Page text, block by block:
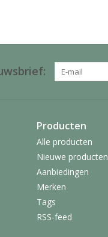
Producten
Alle producten
Nieuwe producten
Aanbiedingen
Merken
Tags
RSS-feed